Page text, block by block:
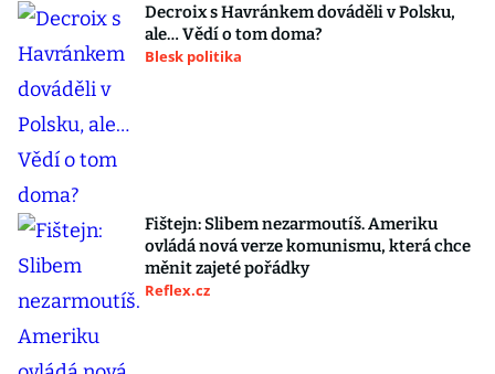
Decroix s Havránkem dováděli v Polsku,
ale… Vědí o tom doma?
Blesk politika
Fištejn: Slibem nezarmoutíš. Ameriku
ovládá nová verze komunismu, která chce
měnit zajeté pořádky
Reflex.cz